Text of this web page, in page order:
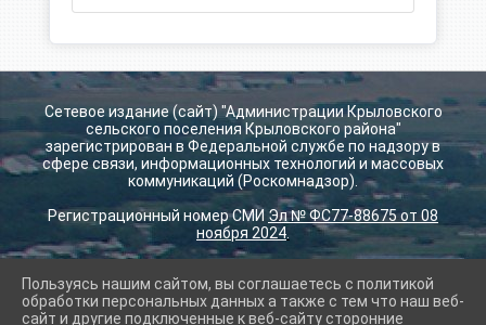
Сетевое издание (сайт) "Администрации Крыловского
сельского поселения Крыловского района"
зарегистрирован в Федеральной службе по надзору в
сфере связи, информационных технологий и массовых
коммуникаций (Роскомнадзор).
Регистрационный номер СМИ Эл № ФС77-88675 от 08
ноября 2024
2026 г. krilovskay.ru
Вход
Пользуясь нашим сайтом, вы соглашаетесь с политикой
обработки персональных данных а также с тем что наш веб-
сайт и другие подключенные к веб-сайту сторонние